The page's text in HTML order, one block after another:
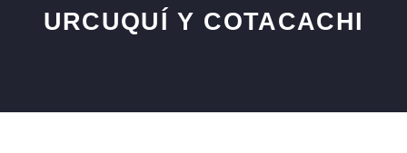
URCUQUÍ Y COTACACHI